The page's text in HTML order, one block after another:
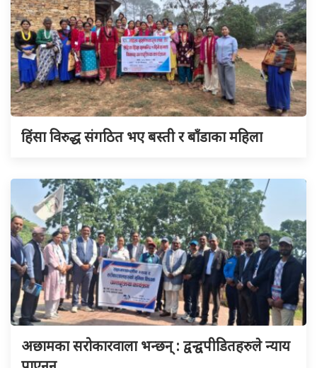
हिंसा विरुद्ध संगठित भए बस्ती र बाँडाका महिला
अछामका सरोकारवाला भन्छन् : द्वन्द्वपीडितहरुले न्याय